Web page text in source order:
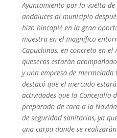
Ayuntamiento por la vuelta de
andaluces al municipio
hizo hincapié en la gran
muestra en el magnífico
Capuchinos, en concreto en
queseros estarán
y una empresa de
destacó que el mercado
actividades que la Concejalía
preparado de cara a la
de seguridad sanitarias, ya
una carpa donde se